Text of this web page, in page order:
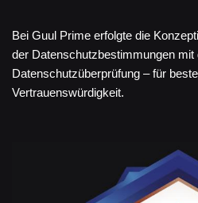
Bei Guul Prime erfolgte die
der Datenschutzbestimmungen mit
Datenschutzüberprüfung – für
Vertrauenswürdigkeit.